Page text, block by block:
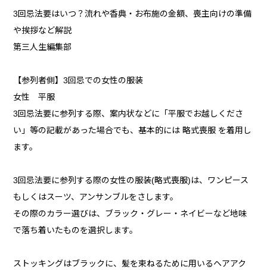
3回忌法要はいつ？流れや香典・お布施の金額、喪主向けの準備
や挨拶など解説
第三人生編集部
【参列者側】3回忌での女性の服装
女性 平服
3回忌法要に参列する際、案内状などに「平服でお越しくださ
い」等の記載があった場合でも、基本的には 略式喪服 を着用し
ます。
3回忌法要に参列する際の女性の服装(略式喪服)は、ワンピース
もしくはスーツ、アンサンブルをさします。
その際のカラー選びは、ブラック・グレー・ネイビーなど地味
で落ち着いたものを選択します。
ストッキングはブラックに、髪を束ねるために用いるヘアアク